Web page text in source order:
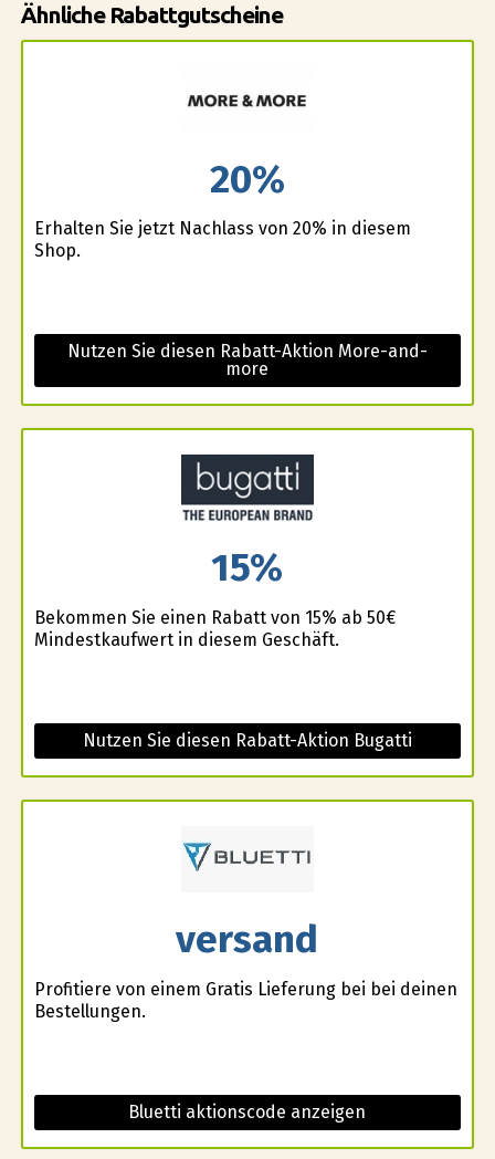
Ähnliche Rabattgutscheine
20%
Erhalten Sie jetzt Nachlass von 20% in diesem
Shop.
Nutzen Sie diesen Rabatt-Aktion More-and-
more
15%
Bekommen Sie einen Rabatt von 15% ab 50€
Mindestkaufwert in diesem Geschäft.
Nutzen Sie diesen Rabatt-Aktion Bugatti
versand
Profitiere von einem Gratis Lieferung bei bei deinen
Bestellungen.
Bluetti aktionscode anzeigen